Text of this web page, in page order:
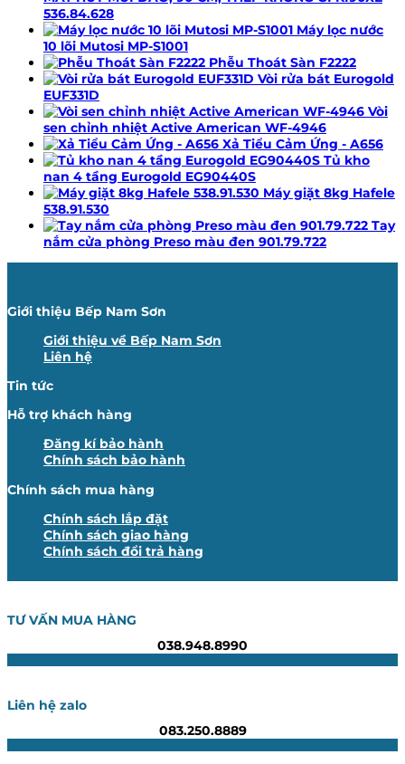
536.84.628
Máy lọc nước
10 lõi Mutosi MP-S1001
Phễu Thoát Sàn F2222
Vòi rửa bát Eurogold
EUF331D
Vòi
sen chỉnh nhiệt Active American WF-4946
Xả Tiểu Cảm Ứng - A656
Tủ kho
nan 4 tầng Eurogold EG90440S
Máy giặt 8kg Hafele
538.91.530
Tay
nắm cửa phòng Preso màu đen 901.79.722
Giới thiệu Bếp Nam Sơn
Giới thiệu về Bếp Nam Sơn
Liên hệ
Tin tức
Hỗ trợ khách hàng
Đăng kí bảo hành
Chính sách bảo hành
Chính sách mua hàng
Chính sách lắp đặt
Chính sách giao hàng
Chính sách đổi trả hàng
TƯ VẤN MUA HÀNG
038.948.8990
Liên hệ zalo
083.250.8889